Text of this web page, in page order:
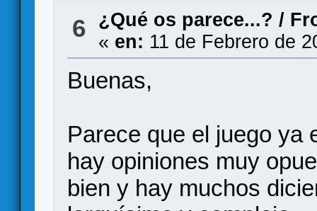
6 ¿Qué os parece...? /
« en: 11 de Febrero de
Buenas,
Parece que el juego ya
hay opiniones muy
bien y hay muchos